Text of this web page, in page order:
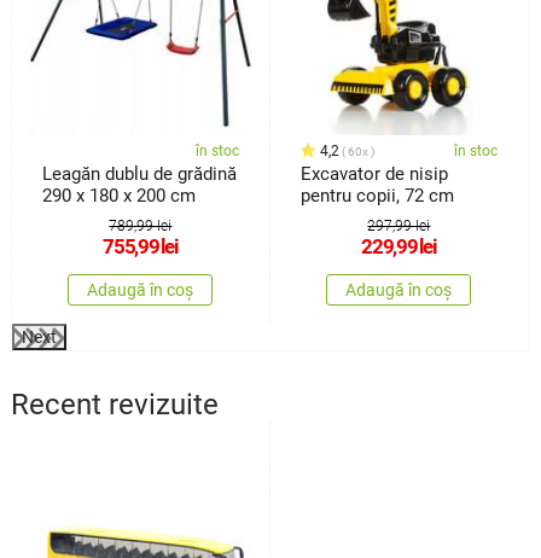
în stoc
Leagăn dublu de grădină
290 x 180 x 200 cm
789,99 lei
755,99lei
Adaugă în coș
4,2 60x în stoc
Excavator de nisip
pentru copii, 72 cm
297,99 lei
229,99lei
Adaugă în coș
Next
Recent revizuite